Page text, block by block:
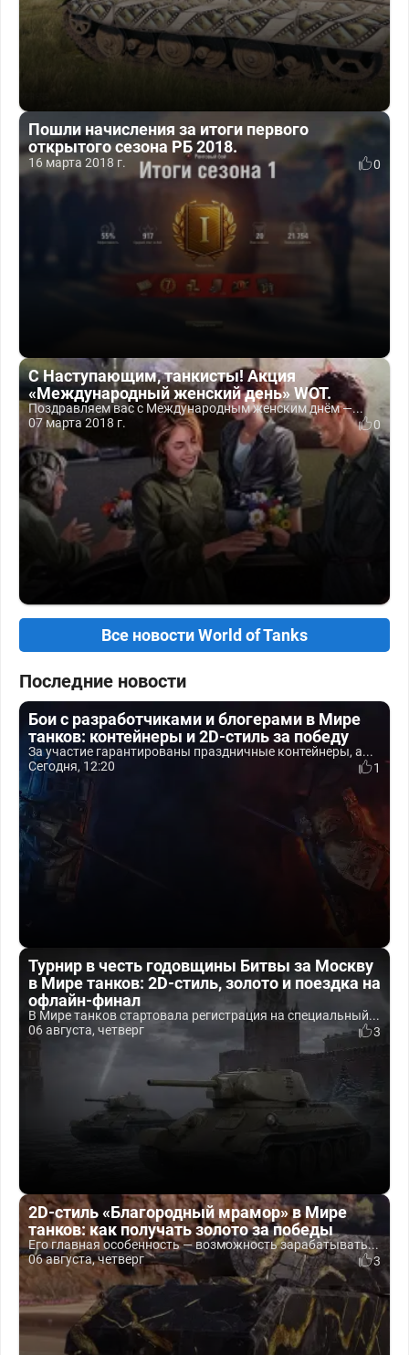
Пошли начисления за итоги первого
открытого сезона РБ 2018.
16 марта 2018 г. 0
С Наступающим, танкисты! Акция
«Международный женский день» WOT.
Поздравляем вас с Международным женским днём —...
07 марта 2018 г.
0
Все новости World of Tanks
Последние новости
Бои с разработчиками и блогерами в Мире
танков: контейнеры и 2D-стиль за победу
За участие гарантированы праздничные контейнеры, а...
Сегодня, 12:20
1
Турнир в честь годовщины Битвы за Москву
в Мире танков: 2D-стиль, золото и поездка на
офлайн-финал
В Мире танков стартовала регистрация на специальный...
06 августа, четверг
3
2D-стиль «Благородный мрамор» в Мире
танков: как получать золото за победы
Его главная особенность — возможность зарабатывать...
06 августа, четверг
3